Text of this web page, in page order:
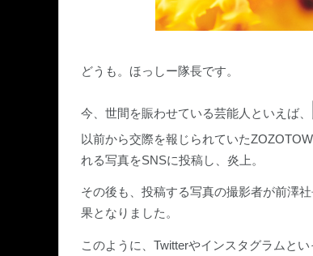
どうも。ほっしー隊長です。
今、世間を賑わせている芸能人といえば、
以前から交際を報じられていた
れる写真をSNSに投稿し、炎上。
その後も、投稿する写真の撮影者が前澤
果となりました。
このように、Twitterやインスタグラムと